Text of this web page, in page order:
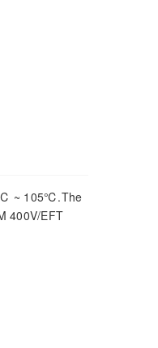
~ 105℃.The
400V/EFT